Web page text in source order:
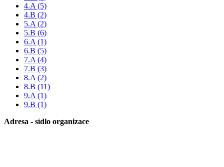
4.A (5)
4.B (2)
5.A (2)
5.B (6)
6.A (1)
6.B (5)
7.A (4)
7.B (3)
8.A (2)
8.B (11)
9.A (1)
9.B (1)
Adresa - sídlo organizace